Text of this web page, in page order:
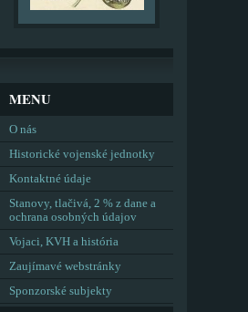
MENU
O nás
Historické vojenské jednotky
Kontaktné údaje
Stanovy, tlačivá, 2 % z dane a
ochrana osobných údajov
Vojaci, KVH a história
Zaujímavé webstránky
Sponzorské subjekty